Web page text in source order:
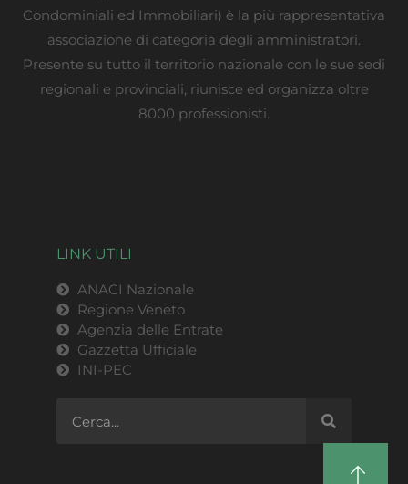
Condominiali ed Immobiliari) è la più rappresentativa
associazione di categoria degli amministratori.
Presente su tutto il territorio nazionale con le sue sedi
regionali e provinciali, riunisce ed organizza oltre
8000 professionisti.
LINK UTILI
ANACI Nazionale
Regione Veneto
Agenzia delle Entrate
Gazzetta Ufficiale
INI-PEC